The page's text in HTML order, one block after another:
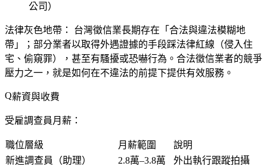
公司）
法律灰色地帶：
台灣徵信業長期存在「合法與違法模糊地
帶」；部分業者以取得外遇證據的手段踩法律紅線（侵入住
宅、偷窺罪），甚至有騷擾或恐嚇行為。合法徵信業者的競爭
壓力之一，就是如何在不違法的前提下提供有效服務。
薪資與收費
受雇調查員月薪：
職位層級 月薪範圍
說明
新進調查員（助理）
2.8萬–3.8萬
外出執行跟蹤拍攝